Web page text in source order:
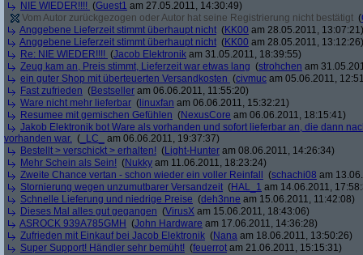
NIE WIEDER!!!! (Guest1 am 27.05.2011, 14:30:49)
Vom Autor zurückgezogen oder Autor hat seine Registrierung nicht bestätigt (
Anggebene Lieferzeit stimmt überhaupt nicht (KK00 am 28.05.2011, 13:07:21)
Anggebene Lieferzeit stimmt überhaupt nicht (KK00 am 28.05.2011, 13:12:26)
Re: NIE WIEDER!!!! (Jacob Elektronik am 31.05.2011, 18:39:55)
Zeug kam an, Preis stimmt, Lieferzeit war etwas lang (strohchen am
ein guter Shop mit überteuerten Versandkosten (civmuc am 05.06.2011,
Fast zufrieden (Bestseller am 06.06.2011, 11:55:20)
Ware nicht mehr lieferbar ( linuxfan am 06.06.2011, 15:32:21)
Resumee mit gemischen Gefühlen (NexusCore am 06.06.2011, 18:15:41)
Jakob Elektronik bot Ware als vorhanden und sofort lieferbar an, die dann
vorhanden war. ( _LC_
am 06.06.2011, 19:37:37)
Bestellt > verschickt > erhalten! (Light-Hunter am 08.06.2011, 14:26:34)
Mehr Schein als Sein! (Nukky am 11.06.2011, 18:23:24)
Zweite Chance vertan - schon wieder ein voller Reinfall
(schachi08 am
Stornierung wegen unzumutbarer Versandzeit (HAL_1 am 14.06.2011,
Schnelle Lieferung und niedrige Preise (deh3nne am 15.06.2011, 11:42:08)
Dieses Mal alles gut gegangen (VirusX am 15.06.2011, 18:43:06)
ASROCK 939A785GMH (John Hardware am 17.06.2011, 14:36:28)
Zufrieden mit Einkauf bei Jacob Elektronik (Nana am 18.06.2011, 13:50:26)
Super Support! Händler sehr bemüht! (feuerrot am 21.06.2011, 15:15:31)